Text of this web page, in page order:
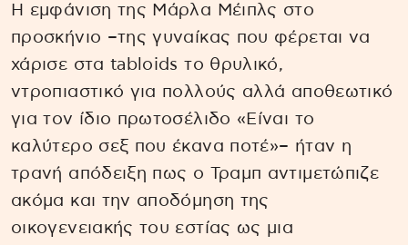
Η εμφάνιση της Μάρλα Μέιπλς στο
προσκήνιο –της γυναίκας που φέρεται να
χάρισε στα tabloids το θρυλικό,
ντροπιαστικό για πολλούς αλλά αποθεωτικό
για τον ίδιο πρωτοσέλιδο «Είναι το
καλύτερο σεξ που έκανα ποτέ»– ήταν η
τρανή απόδειξη πως ο Τραμπ αντιμετώπιζε
ακόμα και την αποδόμηση της
οικογενειακής του εστίας ως μια